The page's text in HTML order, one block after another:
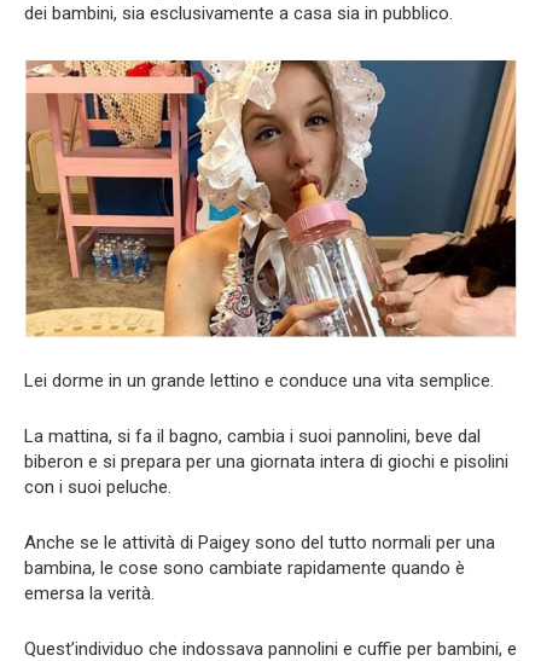
dei bambini, sia esclusivamente a casa sia in pubblico.
Lei dorme in un grande lettino e conduce una vita semplice.
La mattina, si fa il bagno, cambia i suoi pannolini, beve dal
biberon e si prepara per una giornata intera di giochi e pisolini
con i suoi peluche.
Anche se le attività di Paigey sono del tutto normali per una
bambina, le cose sono cambiate rapidamente quando è
emersa la verità.
Quest’individuo che indossava pannolini e cuffie per bambini, e